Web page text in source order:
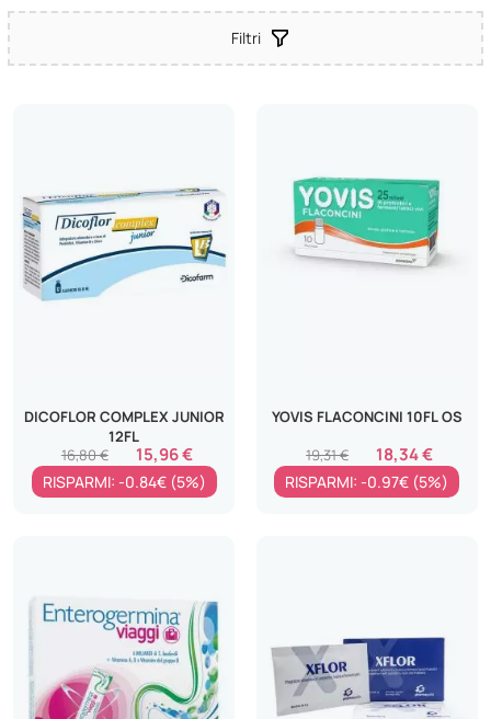
Filtri
DICOFLOR COMPLEX JUNIOR
12FL
15,96 €
16,80 €
RISPARMI: -0.84€ (5%)
YOVIS FLACONCINI 10FL OS
18,34 €
19,31 €
RISPARMI: -0.97€ (5%)